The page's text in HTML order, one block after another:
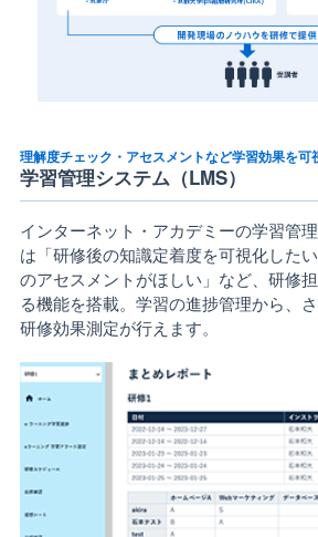
理解度チェック・アセスメントなど学習効果を可
学習管理システム（LMS）
インターネット・アカデミーの学習管
は「研修後の知識定着度を可視化した
のアセスメントがほしい」など、研修
る機能を搭載。学習の進捗管理から、
研修効果測定が行えます。